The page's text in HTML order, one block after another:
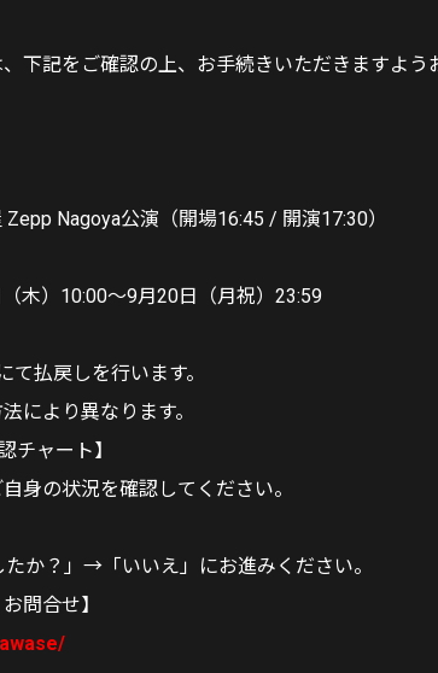
下記をご確認の上、お手続きいただきますよう
Nagoya公演（開場16:45 / 開演17:30）
木）10:00～9月20日（月祝）23:59
払戻しを行います。
により異なります。
チャート】
身の状況を確認してください。
か？」→「いいえ」にお進みください。
問合せ】